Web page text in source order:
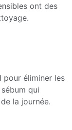
ont des
pour éliminer les
qui
la journée.